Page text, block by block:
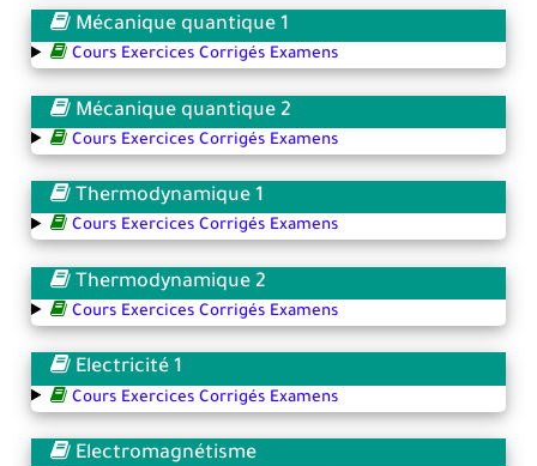
Mécanique quantique 1
Cours Exercices Corrigés Examens
Mécanique quantique 2
Cours Exercices Corrigés Examens
Thermodynamique 1
Cours Exercices Corrigés Examens
Thermodynamique 2
Cours Exercices Corrigés Examens
Electricité 1
Cours Exercices Corrigés Examens
Electromagnétisme